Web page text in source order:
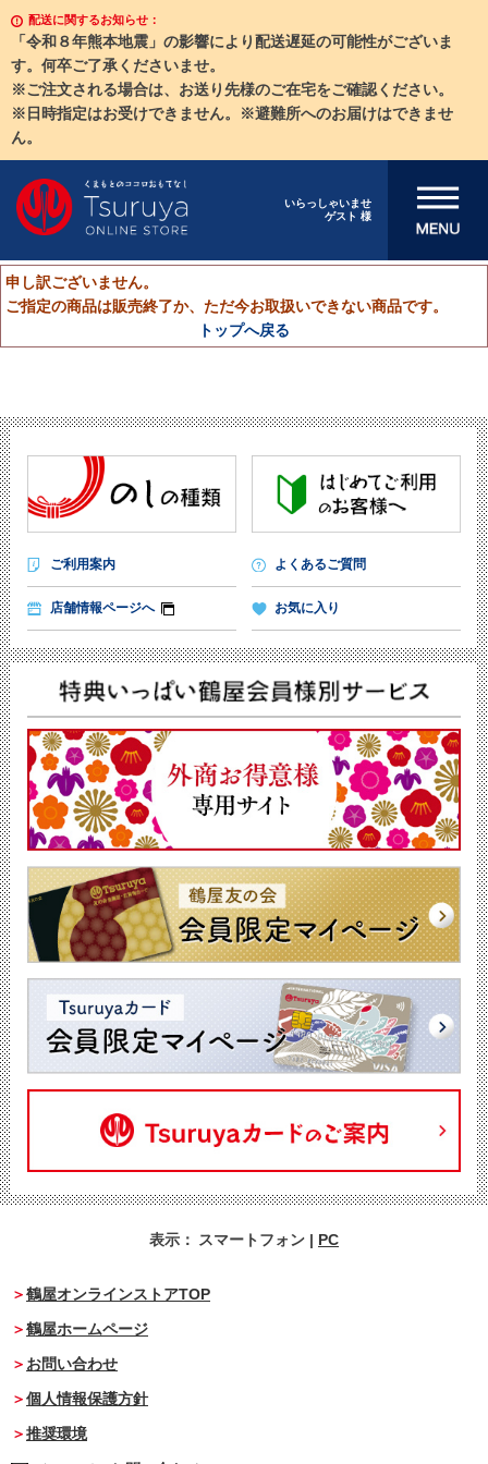
配送に関するお知らせ：
「令和８年熊本地震」の影響により配送遅延の可能性がございま
す。何卒ご了承くださいませ。
※ご注文される場合は、お送り先様のご在宅をご確認ください。
※日時指定はお受けできません。※避難所へのお届けはできませ
ん。
いらっしゃいませ
ゲスト 様
メニューを開
申し訳ございません。
ご指定の商品は販売終了か、ただ今お取扱いできない商品です。
トップへ戻る
ご利用案内 よくあるご質問
店舗情報ページへ お気に入り
表示： スマートフォン | PC
鶴屋オンラインストアTOP
鶴屋ホームページ
お問い合わせ
個人情報保護方針
推奨環境